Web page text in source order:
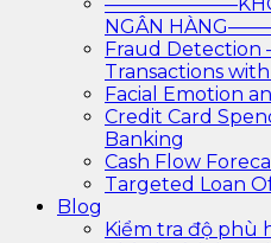
NGÂN
Fraud Detection
Transactions
Facial Emotion
Credit Card
Banking
Cash Flow
Targeted Loan
Blog
Kiểm tra độ phù